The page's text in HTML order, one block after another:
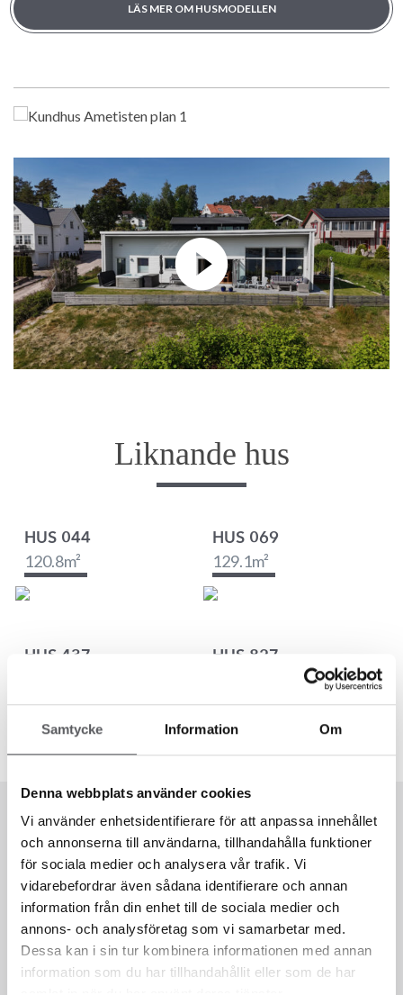
Samtycke Information Om
Denna webbplats använder cookies
Vi använder enhetsidentifierare för att anpassa innehållet
och annonserna till användarna, tillhandahålla funktioner
för sociala medier och analysera vår trafik. Vi
vidarebefordrar även sådana identifierare och annan
information från din enhet till de sociala medier och
annons- och analysföretag som vi samarbetar med.
Dessa kan i sin tur kombinera informationen med annan
information som du har tillhandahållit eller som de har
LÄS MER OM HUSMODELLEN
Liknande hus
HUS 044
120.8m²
HUS 069
129.1m²
HUS 437 HUS 827